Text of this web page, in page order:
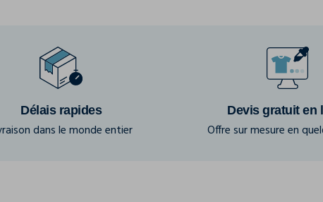
Délais rapides
dans le monde entier
Devis gratuit en
Offre sur mesure en